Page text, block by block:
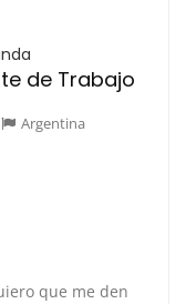
de Trabajo
Argentina
que me den